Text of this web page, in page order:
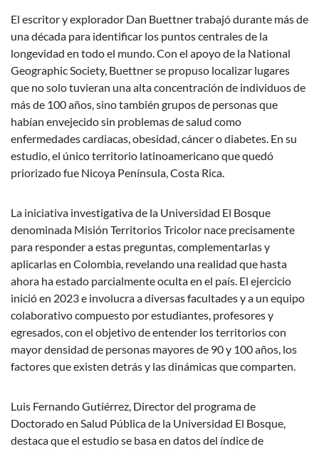
El escritor y explorador Dan Buettner trabajó durante más de
una década para identificar los puntos centrales de la
longevidad en todo el mundo. Con el apoyo de la National
Geographic Society, Buettner se propuso localizar lugares
que no solo tuvieran una alta concentración de individuos de
más de 100 años, sino también grupos de personas que
habían envejecido sin problemas de salud como
enfermedades cardiacas, obesidad, cáncer o diabetes. En su
estudio, el único territorio latinoamericano que quedó
priorizado fue Nicoya Península, Costa Rica.
La iniciativa investigativa de la Universidad El Bosque
denominada Misión Territorios Tricolor nace precisamente
para responder a estas preguntas, complementarlas y
aplicarlas en Colombia, revelando una realidad que hasta
ahora ha estado parcialmente oculta en el país. El ejercicio
inició en 2023 e involucra a diversas facultades y a un equipo
colaborativo compuesto por estudiantes, profesores y
egresados, con el objetivo de entender los territorios con
mayor densidad de personas mayores de 90 y 100 años, los
factores que existen detrás y las dinámicas que comparten.
Luis Fernando Gutiérrez, Director del programa de
Doctorado en Salud Pública de la Universidad El Bosque,
destaca que el estudio se basa en datos del índice de